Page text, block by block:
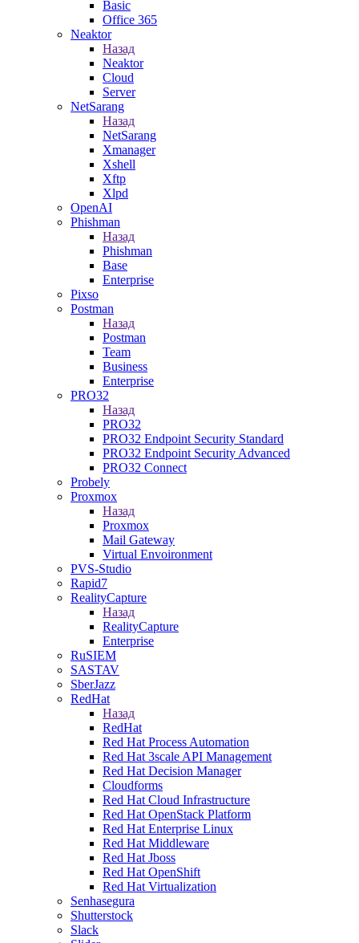
Basic
Office 365
Neaktor
Назад
Neaktor
Cloud
Server
NetSarang
Назад
NetSarang
Xmanager
Xshell
Xftp
Xlpd
OpenAI
Phishman
Назад
Phishman
Base
Enterprise
Pixso
Postman
Назад
Postman
Team
Business
Enterprise
PRO32
Назад
PRO32
PRO32 Endpoint Security Standard
PRO32 Endpoint Security Advanced
PRO32 Connect
Probely
Proxmox
Назад
Proxmox
Mail Gateway
Virtual Envoironment
PVS-Studio
Rapid7
RealityCapture
Назад
RealityCapture
Enterprise
RuSIEM
SASTAV
SberJazz
RedHat
Назад
RedHat
Red Hat Process Automation
Red Hat 3scale API Management
Red Hat Decision Manager
Cloudforms
Red Hat Cloud Infrastructure
Red Hat OpenStack Platform
Red Hat Enterprise Linux
Red Hat Middleware
Red Hat Jboss
Red Hat OpenShift
Red Hat Virtualization
Senhasegura
Shutterstock
Slack